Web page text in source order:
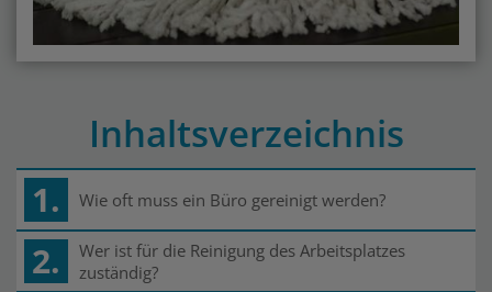
Inhaltsverzeichnis
1. Wie oft muss ein Büro gereinigt werden?
2.
Wer ist für die Reinigung des Arbeitsplatzes
zuständig?